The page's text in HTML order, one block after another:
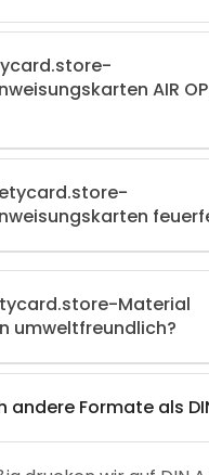
AIR
Material
umweltfreundlich?
andere Formate als